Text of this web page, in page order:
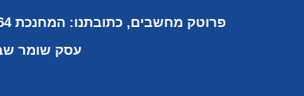
פרוטק מחשבים, כתובתנו: המחנכת 64 ירושלים, טלפון:
עסק שומר